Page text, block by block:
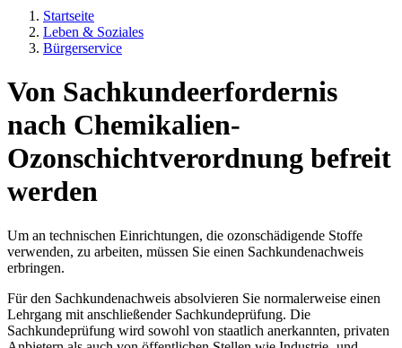
Startseite
Leben & Soziales
Bürgerservice
Von Sachkundeerfordernis
nach Chemikalien-
Ozonschichtverordnung befreit
werden
Um an technischen Einrichtungen, die ozonschädigende Stoffe
verwenden, zu arbeiten, müssen Sie einen Sachkundenachweis
erbringen.
Für den Sachkundenachweis absolvieren Sie normalerweise einen
Lehrgang mit anschließender Sachkundeprüfung. Die
Sachkundeprüfung wird sowohl von staatlich anerkannten, privaten